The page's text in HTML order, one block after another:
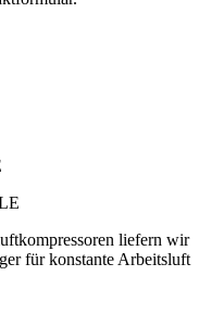
liefern wir
für konstante Arbeitsluft